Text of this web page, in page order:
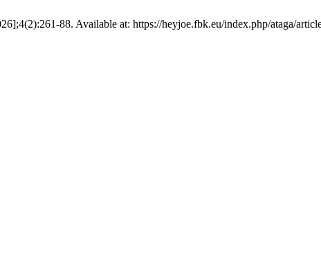
88. Available at: https://heyjoe.fbk.eu/index.php/ataga/